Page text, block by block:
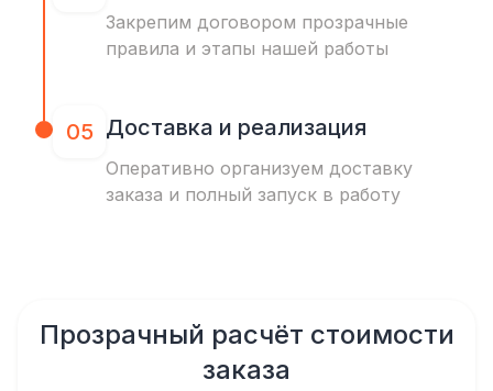
Закрепим договором прозрачные
правила и этапы нашей работы
05 Доставка и реализация
Оперативно организуем доставку
заказа и полный запуск в работу
Прозрачный расчёт стоимости
заказа